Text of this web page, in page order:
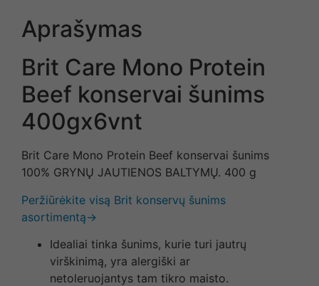
Aprašymas
Brit Care Mono Protein
Beef konservai šunims
400gx6vnt
Brit Care Mono Protein Beef konservai šunims
100% GRYNŲ JAUTIENOS BALTYMŲ. 400 g
Peržiūrėkite visą Brit konservų šunims
asortimentą→
Idealiai tinka šunims, kurie turi jautrų
virškinimą, yra alergiški ar
netoleruojantys tam tikro maisto.